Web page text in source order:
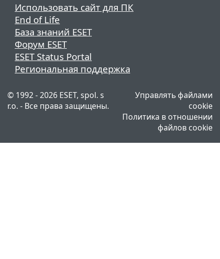
Использовать сайт для ПК
End of Life
База знаний ESET
Форум ESET
ESET Status Portal
Региональная поддержка
© 1992 - 2026 ESET, spol. s
r.o. - Все права защищены.
Управлять файлами
cookie
Политика в отношении
файлов cookie